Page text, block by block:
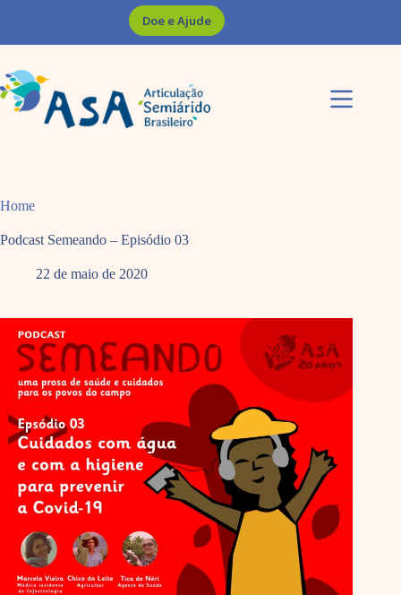
Doe e Ajude
Home
Podcast Semeando – Episódio 03
22 de maio de 2020